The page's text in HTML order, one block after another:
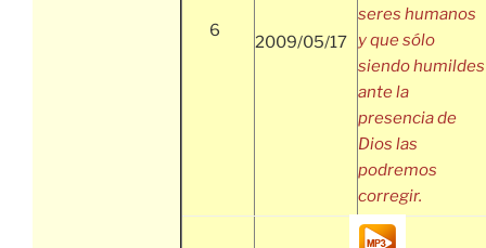
6
2009/05/17
seres humanos
y que sólo
siendo humildes
ante la
presencia de
Dios las
podremos
corregir.